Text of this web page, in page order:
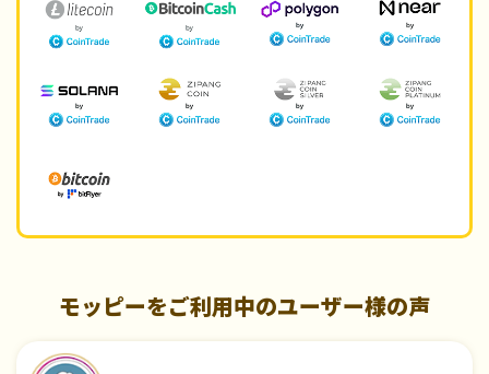
モッピーをご利用中のユーザー様の声